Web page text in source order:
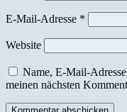
E-Mail-Adresse *
Website
Name, E-Mail-
meinen nächsten